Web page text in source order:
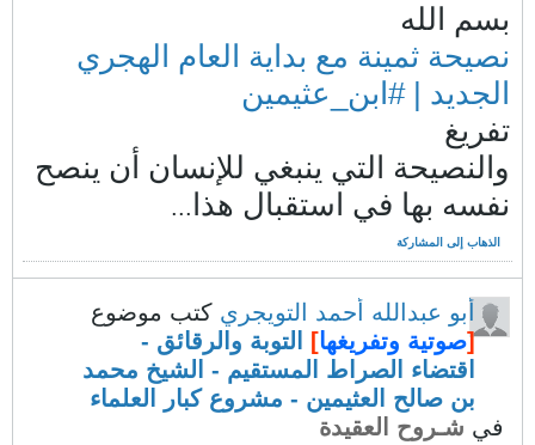
بسم الله
نصيحة ثمينة مع بداية العام الهجري
الجديد | #ابن_عثيمين
تفريغ
والنصيحة التي ينبغي للإنسان أن ينصح
نفسه بها في استقبال هذا...
الذهاب إلى المشاركة
أبو عبدالله أحمد التويجري كتب موضوع
[صوتية وتفريغها]
التوبة والرقائق -
اقتضاء الصراط المستقيم - الشيخ محمد
بن صالح العثيمين - مشروع كبار العلماء
في شـروح العقيدة